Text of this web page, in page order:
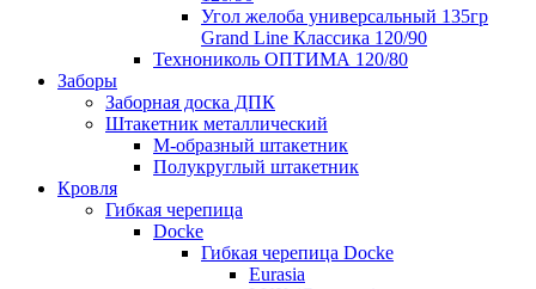
Угол желоба универсальный 135гр
Grand Line Классика 120/90
Технониколь ОПТИМА 120/80
Заборы
Заборная доска ДПК
Штакетник металлический
М-образный штакетник
Полукруглый штакетник
Кровля
Гибкая черепица
Docke
Гибкая черепица Docke
Eurasia